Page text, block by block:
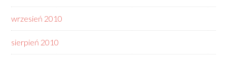
wrzesień 2010
sierpień 2010